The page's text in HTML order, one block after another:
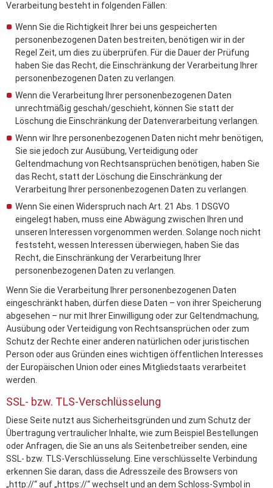
Verarbeitung besteht in folgenden Fällen:
Wenn Sie die Richtigkeit Ihrer bei uns gespeicherten
personenbezogenen Daten bestreiten, benötigen wir in der
Regel Zeit, um dies zu überprüfen. Für die Dauer der Prüfung
haben Sie das Recht, die Einschränkung der Verarbeitung Ihrer
personenbezogenen Daten zu verlangen.
Wenn die Verarbeitung Ihrer personenbezogenen Daten
unrechtmäßig geschah/geschieht, können Sie statt der
Löschung die Einschränkung der Datenverarbeitung verlangen.
Wenn wir Ihre personenbezogenen Daten nicht mehr benötigen,
Sie sie jedoch zur Ausübung, Verteidigung oder
Geltendmachung von Rechtsansprüchen benötigen, haben Sie
das Recht, statt der Löschung die Einschränkung der
Verarbeitung Ihrer personenbezogenen Daten zu verlangen.
Wenn Sie einen Widerspruch nach Art. 21 Abs. 1 DSGVO
eingelegt haben, muss eine Abwägung zwischen Ihren und
unseren Interessen vorgenommen werden. Solange noch nicht
feststeht, wessen Interessen überwiegen, haben Sie das
Recht, die Einschränkung der Verarbeitung Ihrer
personenbezogenen Daten zu verlangen.
Wenn Sie die Verarbeitung Ihrer personenbezogenen Daten
eingeschränkt haben, dürfen diese Daten – von ihrer Speicherung
abgesehen – nur mit Ihrer Einwilligung oder zur Geltendmachung,
Ausübung oder Verteidigung von Rechtsansprüchen oder zum
Schutz der Rechte einer anderen natürlichen oder juristischen
Person oder aus Gründen eines wichtigen öffentlichen Interesses
der Europäischen Union oder eines Mitgliedstaats verarbeitet
werden.
SSL- bzw. TLS-Verschlüsselung
Diese Seite nutzt aus Sicherheitsgründen und zum Schutz der
Übertragung vertraulicher Inhalte, wie zum Beispiel Bestellungen
oder Anfragen, die Sie an uns als Seitenbetreiber senden, eine
SSL- bzw. TLS-Verschlüsselung. Eine verschlüsselte Verbindung
erkennen Sie daran, dass die Adresszeile des Browsers von
„http://“ auf „https://“ wechselt und an dem Schloss-Symbol in